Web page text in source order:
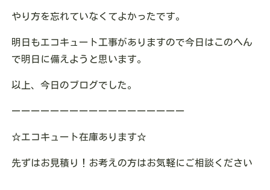
やり方を忘れていなくてよかったです。
明日もエコキュート工事がありますので今日はこのへん
で明日に備えようと思います。
以上、今日のブログでした。
ーーーーーーーーーーーーーーーーーー
☆エコキュート在庫あります☆
先ずはお見積り！お考えの方はお気軽にご相談ください